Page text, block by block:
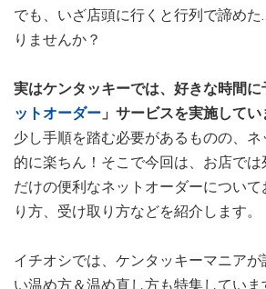
でも、いざ店頭に行くと行列で諦め
りませんか？
実はケンタッキーでは、好きな時間
ットオーダー 」サービスを実施してい
少し手順を踏む必要があるものの、
的に楽ちん！そこで今回は、お店で
だけの便利なネットオーダーについ
り方、受け取り方などを紹介します。
イチオシでは、ケンタッキーマニア
い温め方＆温め直し方も特集していま